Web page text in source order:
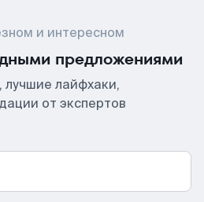
и интересном
предложениями
лайфхаки,
от экспертов